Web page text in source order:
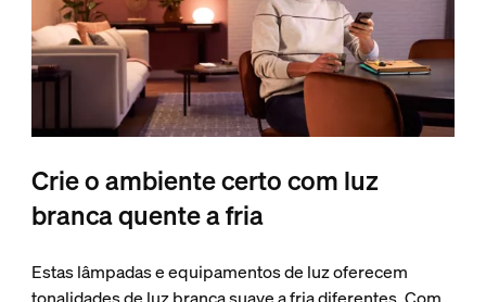
Crie o ambiente certo com luz
branca quente a fria
Estas lâmpadas e equipamentos de luz oferecem